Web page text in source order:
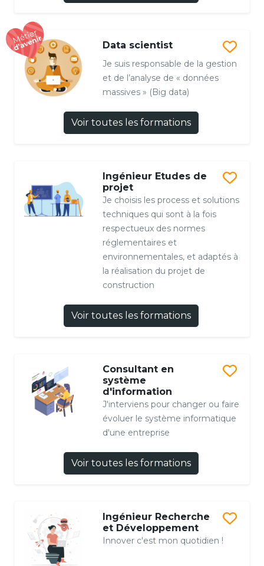
Data scientist
Je suis responsable de la gestion
et de l’analyse de « données
massives » (Big data)
Voir toutes les formations
Ingénieur Etudes de
projet
Je choisis les process et solutions
techniques qui sont à la fois
respectueux des normes
réglementaires et
environnementales, et adaptés à
la réalisation du projet de
construction
Voir toutes les formations
Consultant en
système
d'information
J'interviens pour changer ou faire
évoluer le système informatique
d'une entreprise
Voir toutes les formations
Ingénieur Recherche
et Développement
Innover c'est mon quotidien !